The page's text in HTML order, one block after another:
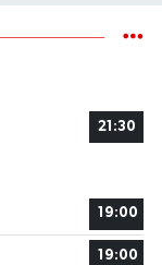
21:30
19:00
19:00